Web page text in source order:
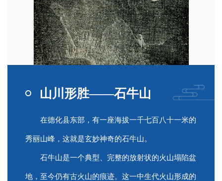
山川形胜——石牛山
在德化县东部，有一座海拔一千七百八十一米的
秀丽山峰，这就是玄妙神奇的石牛山。
石牛山是一个典型、完整的放射状的火山塌陷盆
地，至今仍有古火山的痕迹。这一中生代火山形成的